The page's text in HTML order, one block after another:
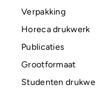
Verpakking
Horeca drukwerk
Publicaties
Grootformaat
Studenten